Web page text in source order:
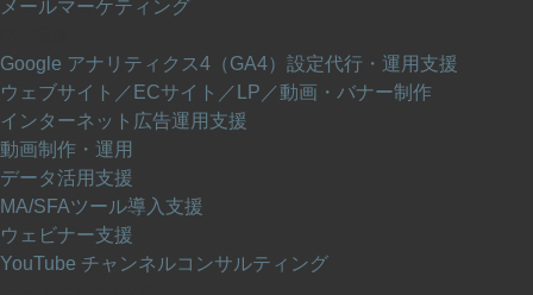
メールマーケティング
Google アナリティクス4（GA4）設定代行・運用支援
ウェブサイト／ECサイト／LP／動画・バナー制作
インターネット広告運用支援
動画制作・運用
データ活用支援
MA/SFAツール導入支援
ウェビナー支援
YouTube チャンネルコンサルティング